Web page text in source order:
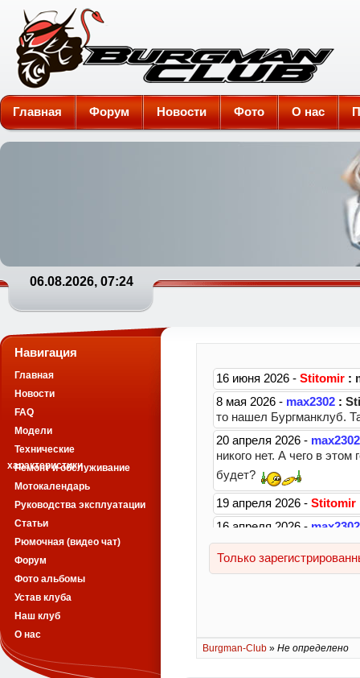
Burgman-Club
Главная Форум Новости Фото О нас
06.08.2026, 07:24
Burgman-Club » Не определено
Навигация
Главная
Новости
FAQ
Модели
Технические
характеристики
Ремонт и обслуживание
Мотокалендарь
Руководства эксплуатации
Статьи
Рюмочная (видео чат)
Форум
Фото альбомы
Устав клуба
Наш клуб
О нас